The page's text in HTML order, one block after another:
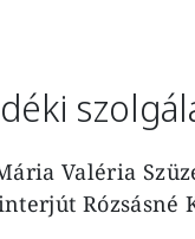
Valéria
Rózsásné